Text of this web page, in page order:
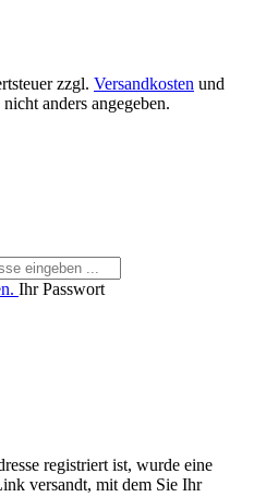
zzgl. Versandkosten und
anders angegeben.
Ihr Passwort
registriert ist, wurde eine
versandt, mit dem Sie Ihr